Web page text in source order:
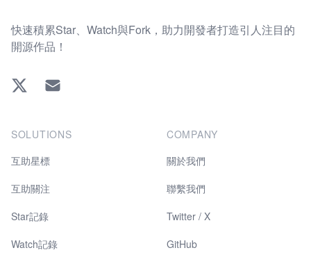
快速積累Star、Watch與Fork，助力開發者打造引人注目的
開源作品！
Twitter EMAIL
SOLUTIONS
互助星標
互助關注
Star記錄
Watch記錄
COMPANY
關於我們
聯繫我們
Twitter / X
GitHub